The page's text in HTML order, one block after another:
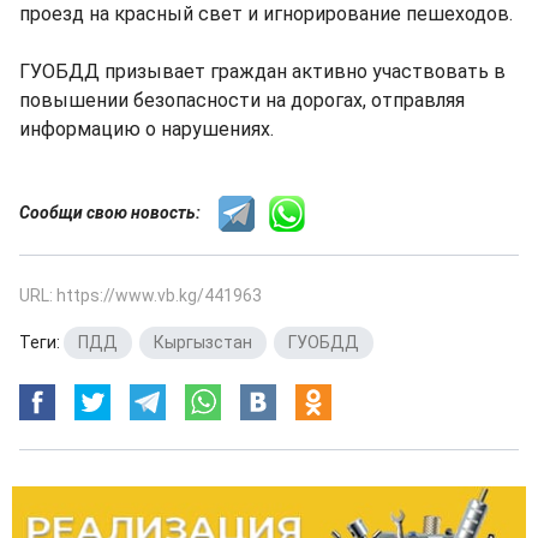
проезд на красный свет и игнорирование пешеходов.
ГУОБДД призывает граждан активно участвовать в
повышении безопасности на дорогах, отправляя
информацию о нарушениях.
Сообщи свою новость:
URL: https://www.vb.kg/441963
Теги: ПДД Кыргызстан ГУОБДД